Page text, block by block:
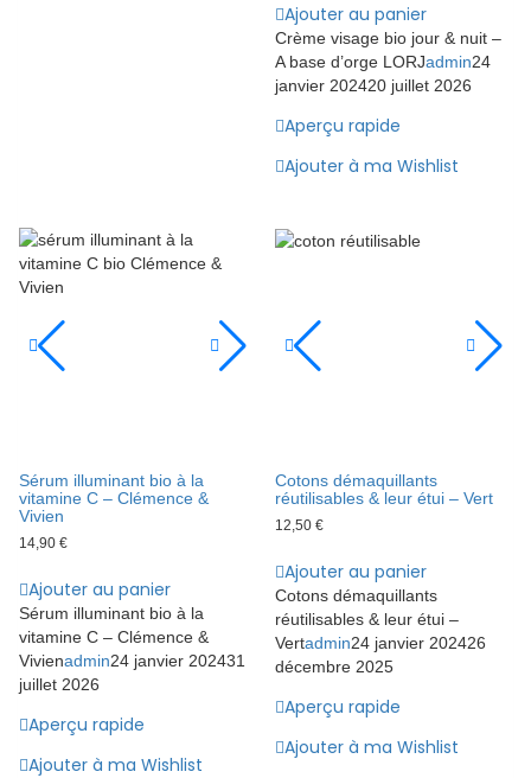
Ajouter au panier
Crème visage bio jour & nuit –
A base d’orge LORJadmin24
janvier 202420 juillet 2026
Aperçu rapide
Ajouter à ma Wishlist
Sérum illuminant bio à la
vitamine C – Clémence &
Vivien
14,90 €
Ajouter au panier
Sérum illuminant bio à la
vitamine C – Clémence &
Vivienadmin24 janvier 202431
juillet 2026
Aperçu rapide
Ajouter à ma Wishlist
Cotons démaquillants
réutilisables & leur étui – Vert
12,50€
Ajouter au panier
Cotons démaquillants
réutilisables & leur étui –
Vertadmin24 janvier 202426
décembre 2025
Aperçu rapide
Ajouter à ma Wishlist